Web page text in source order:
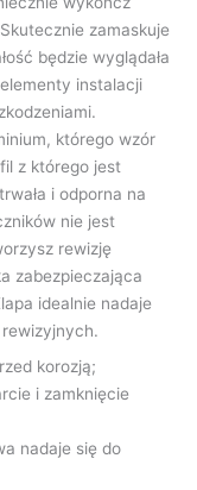
zamaskuje
będzie wyglądała
instalacji
którego wzór
z którego jest
i odporna na
nie jest
rewizję
zabezpieczająca
idealnie nadaje
korozją;
i zamknięcie
nadaje się do